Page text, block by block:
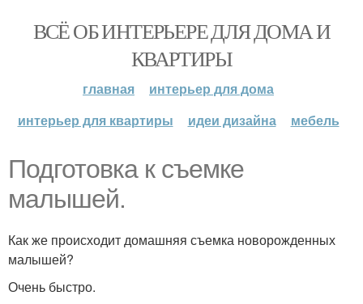
ВСЁ ОБ ИНТЕРЬЕРЕ ДЛЯ ДОМА И
КВАРТИРЫ
главная
интерьер для дома
интерьер для квартиры
идеи дизайна мебель
Подготовка к съемке
малышей.
Как же происходит домашняя съемка новорожденных
малышей?
Очень быстро.